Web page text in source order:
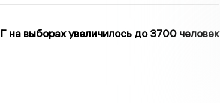
на выборах увеличилось до 3700 человек